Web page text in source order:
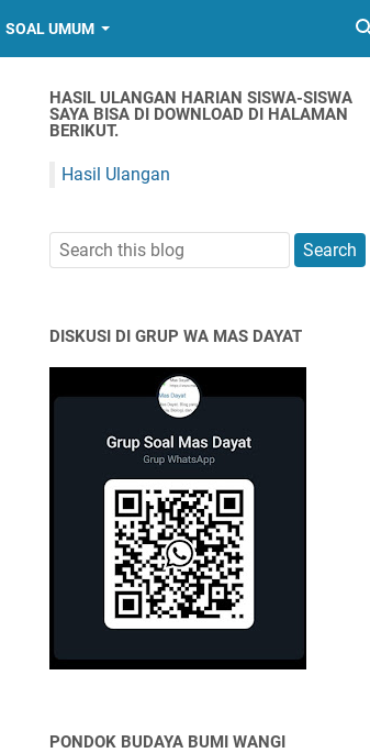
SOAL UMUM
HASIL ULANGAN HARIAN SISWA-SISWA
SAYA BISA DI DOWNLOAD DI HALAMAN
BERIKUT.
Hasil Ulangan
DISKUSI DI GRUP WA MAS DAYAT
PONDOK BUDAYA BUMI WANGI